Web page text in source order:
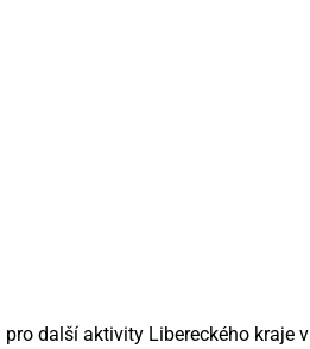
další aktivity Libereckého kraje v